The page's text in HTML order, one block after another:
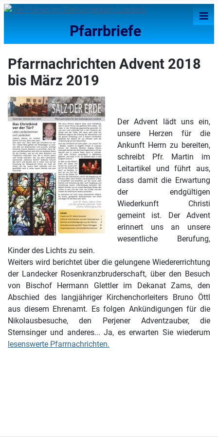
Pfarrbriefe
≡
Pfarrnachrichten Advent 2018
bis März 2019
Der Advent lädt uns ein,
unsere Herzen für die
Ankunft Herrn zu bereiten,
schreibt Pfr. Martin im
Leitartikel und führt aus,
dass damit die Erwartung
der endgültigen
Wiederkunft Christi
gemeint ist. Der Advent
erinnert uns an unsere
wesentliche Berufung,
Kinder des Lichts zu sein.
Weiters wird berichtet über die gelungene Wiedererrichtung
der Landecker Rosenkranzbruderschaft, über den Besuch
von Bischof Hermann Glettler im Dekanat Zams, den
Abschied des langjähriger Kirchenchorleiters Bruno Öttl
aus diesem Ehrenamt. Es folgen Ankündigungen für die
Nikolausbesuche, den Perjener Adventzauber, die
Sternsinger und anderes... Ja, es erwarten Sie wiederum
lesenswerte Pfarrnachrichten.